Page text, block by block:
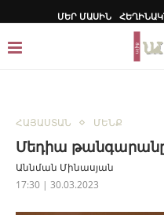
ՄԵՐ ՄԱՍԻՆ
ՀԱՅԱՍՏԱՆ ՄԵՆՔ
Մեդիա թանգարանը
Աննման Մինասյան
17:30 | 30.03.2023